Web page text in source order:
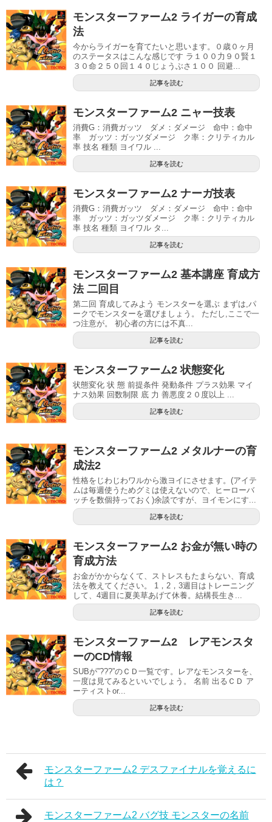
モンスターファーム2 ライガーの育成
法
今からライガーを育てたいと思います。０歳０ヶ月
のステータスはこんな感じです ラ１００力９０賢１
３０命２５０回１４０じょうぶさ１００ 回避...
記事を読む
モンスターファーム2 ニャー技表
消費G：消費ガッツ ダメ：ダメージ 命中：命中
率 ガッツ：ガッツダメージ ク率：クリティカル
率 技名 種類 ヨイワル ...
記事を読む
モンスターファーム2 ナーガ技表
消費G：消費ガッツ ダメ：ダメージ 命中：命中
率 ガッツ：ガッツダメージ ク率：クリティカル
率 技名 種類 ヨイワル タ...
記事を読む
モンスターファーム2 基本講座 育成方
法 二回目
第二回 育成してみよう モンスターを選ぶ まずは,パ
ークでモンスターを選びましょう。 ただし,ここで一
つ注意が。 初心者の方には不真...
記事を読む
モンスターファーム2 状態変化
状態変化 状 態 前提条件 発動条件 プラス効果 マイ
ナス効果 回数制限 底 力 善悪度２０度以上 ...
記事を読む
モンスターファーム2 メタルナーの育
成法2
性格をじわじわワルから激ヨイにさせます。(アイテ
ムは毎週使うためグミは使えないので、ヒーローバ
ッチを数個持っておく)余談ですが、ヨイモンにす...
記事を読む
モンスターファーム2 お金が無い時の
育成方法
お金がかからなくて、ストレスもたまらない、育成
法を教えてください。 1，2，3週目はトレーニング
して、4週目に夏美草あげて休養。結構長生き...
記事を読む
モンスターファーム2 レアモンスタ
ーのCD情報
SUBが”???”のＣＤ一覧です。レアなモンスターを、
一度は見てみるといいでしょう。 名前 出るＣＤ ア
ーティストor...
記事を読む
モンスターファーム2 デスファイナルを覚えるに
は？
モンスターファーム2 バグ技 モンスターの名前